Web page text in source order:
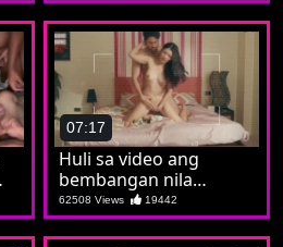
07:17
Huli sa video ang
bembangan nila
Marichu
62508 Views 19442